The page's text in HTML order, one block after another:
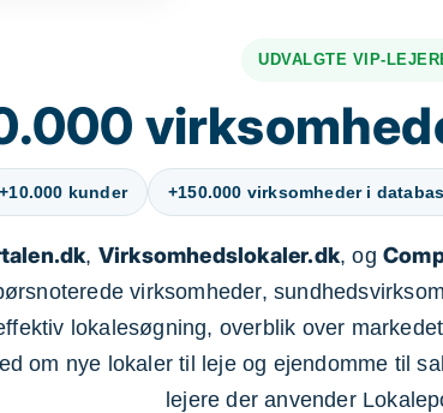
UDVALGTE VIP-
+10.000 kunder +150.000 virksomheder i
, Virksomhedslokaler.dk, og
virksomheder,
lokalesøgning, overblik over
om nye lokaler til leje og ejendomme til
lejere der anvender